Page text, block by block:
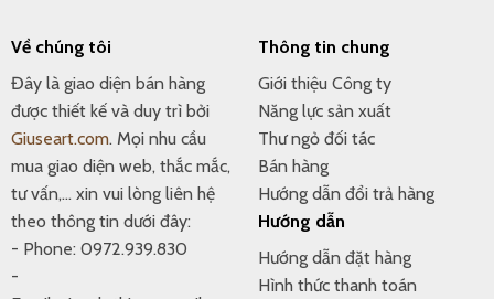
Về chúng tôi
Đây là giao diện bán hàng
được thiết kế và duy trì bởi
Giuseart.com. Mọi nhu cầu
mua giao diện web, thắc mắc,
tư vấn,... xin vui lòng liên hệ
theo thông tin dưới đây:
- Phone: 0972.939.830
-
Thông tin chung
Giới thiệu Công ty
Năng lực sản xuất
Thư ngỏ đối tác
Bán hàng
Hướng dẫn đổi trả hàng
Hướng dẫn
Hướng dẫn đặt hàng
Hình thức thanh toán